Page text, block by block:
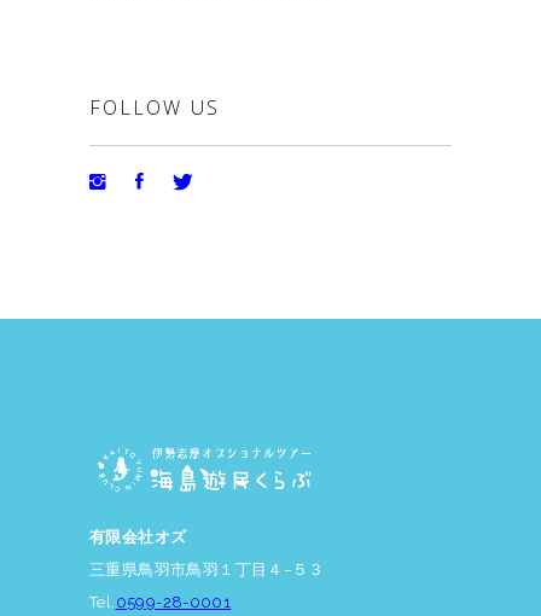
FOLLOW US
有限会社オズ
三重県鳥羽市鳥羽１丁目４−５３
Tel. 0599-28-0001